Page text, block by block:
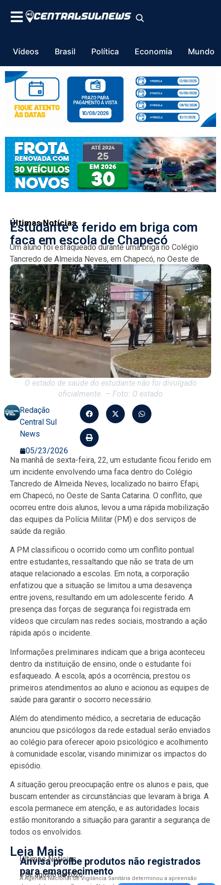
Vídeos Brasil Política Economia Mundo
Últimas Notícias
Estudante é ferido em briga com
faca em escola de Chapecó
Um aluno foi esfaqueado durante uma briga no Colégio
Tancredo de Almeida Neves, em Chapecó, no Oeste de
Santa Catarina. A situação, ocorrida na manhã...
O estado de saúde do estudante não foi divulgado
oficialmente. — Foto: O estado
Redação
Central Sul
News
05/23/2026
Na manhã de sexta-feira, 22, um estudante ficou ferido em
um incidente envolvendo uma faca dentro do Colégio
Tancredo de Almeida Neves, localizado no bairro Efapi,
em Chapecó, no Oeste de Santa Catarina. O conflito, que
ocorreu entre dois alunos, levou a uma rápida mobilização
das equipes da Polícia Militar (PM) e dos serviços de
saúde da região.
A PM classificou o ocorrido como um conflito pontual
entre estudantes, ressaltando que não se trata de um
ataque relacionado a escolas. Em nota, a corporação
enfatizou que a situação se limitou a uma desavença
entre jovens, resultando em um adolescente ferido. A
presença das forças de segurança foi registrada em
vídeos que circulam nas redes sociais, mostrando a ação
rápida após o incidente.
Informações preliminares indicam que a briga aconteceu
dentro da instituição de ensino, onde o estudante foi
esfaqueado. A escola, após a ocorrência, prestou os
primeiros atendimentos ao aluno e acionou as equipes de
saúde para garantir o socorro necessário.
Além do atendimento médico, a secretaria de educação
anunciou que psicólogos da rede estadual serão enviados
ao colégio para oferecer apoio psicológico e acolhimento
à comunidade escolar, visando minimizar os impactos do
episódio.
A situação gerou preocupação entre os alunos e pais, que
buscam entender as circunstâncias que levaram à briga. A
escola permanece em atenção, e as autoridades locais
estão monitorando a situação para garantir a segurança de
todos os envolvidos.
Leia Mais
Últimas Notícias
Anvisa proíbe produtos não registrados
para emagrecimento
6 de agosto de 2026
A Agência Nacional de Vigilância Sanitária determinou a apreensão